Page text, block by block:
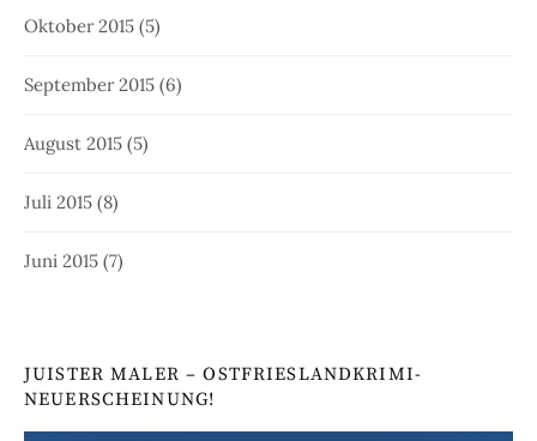
Oktober 2015 (5)
September 2015 (6)
August 2015 (5)
Juli 2015 (8)
Juni 2015 (7)
JUISTER MALER – OSTFRIESLANDKRIMI-
NEUERSCHEINUNG!